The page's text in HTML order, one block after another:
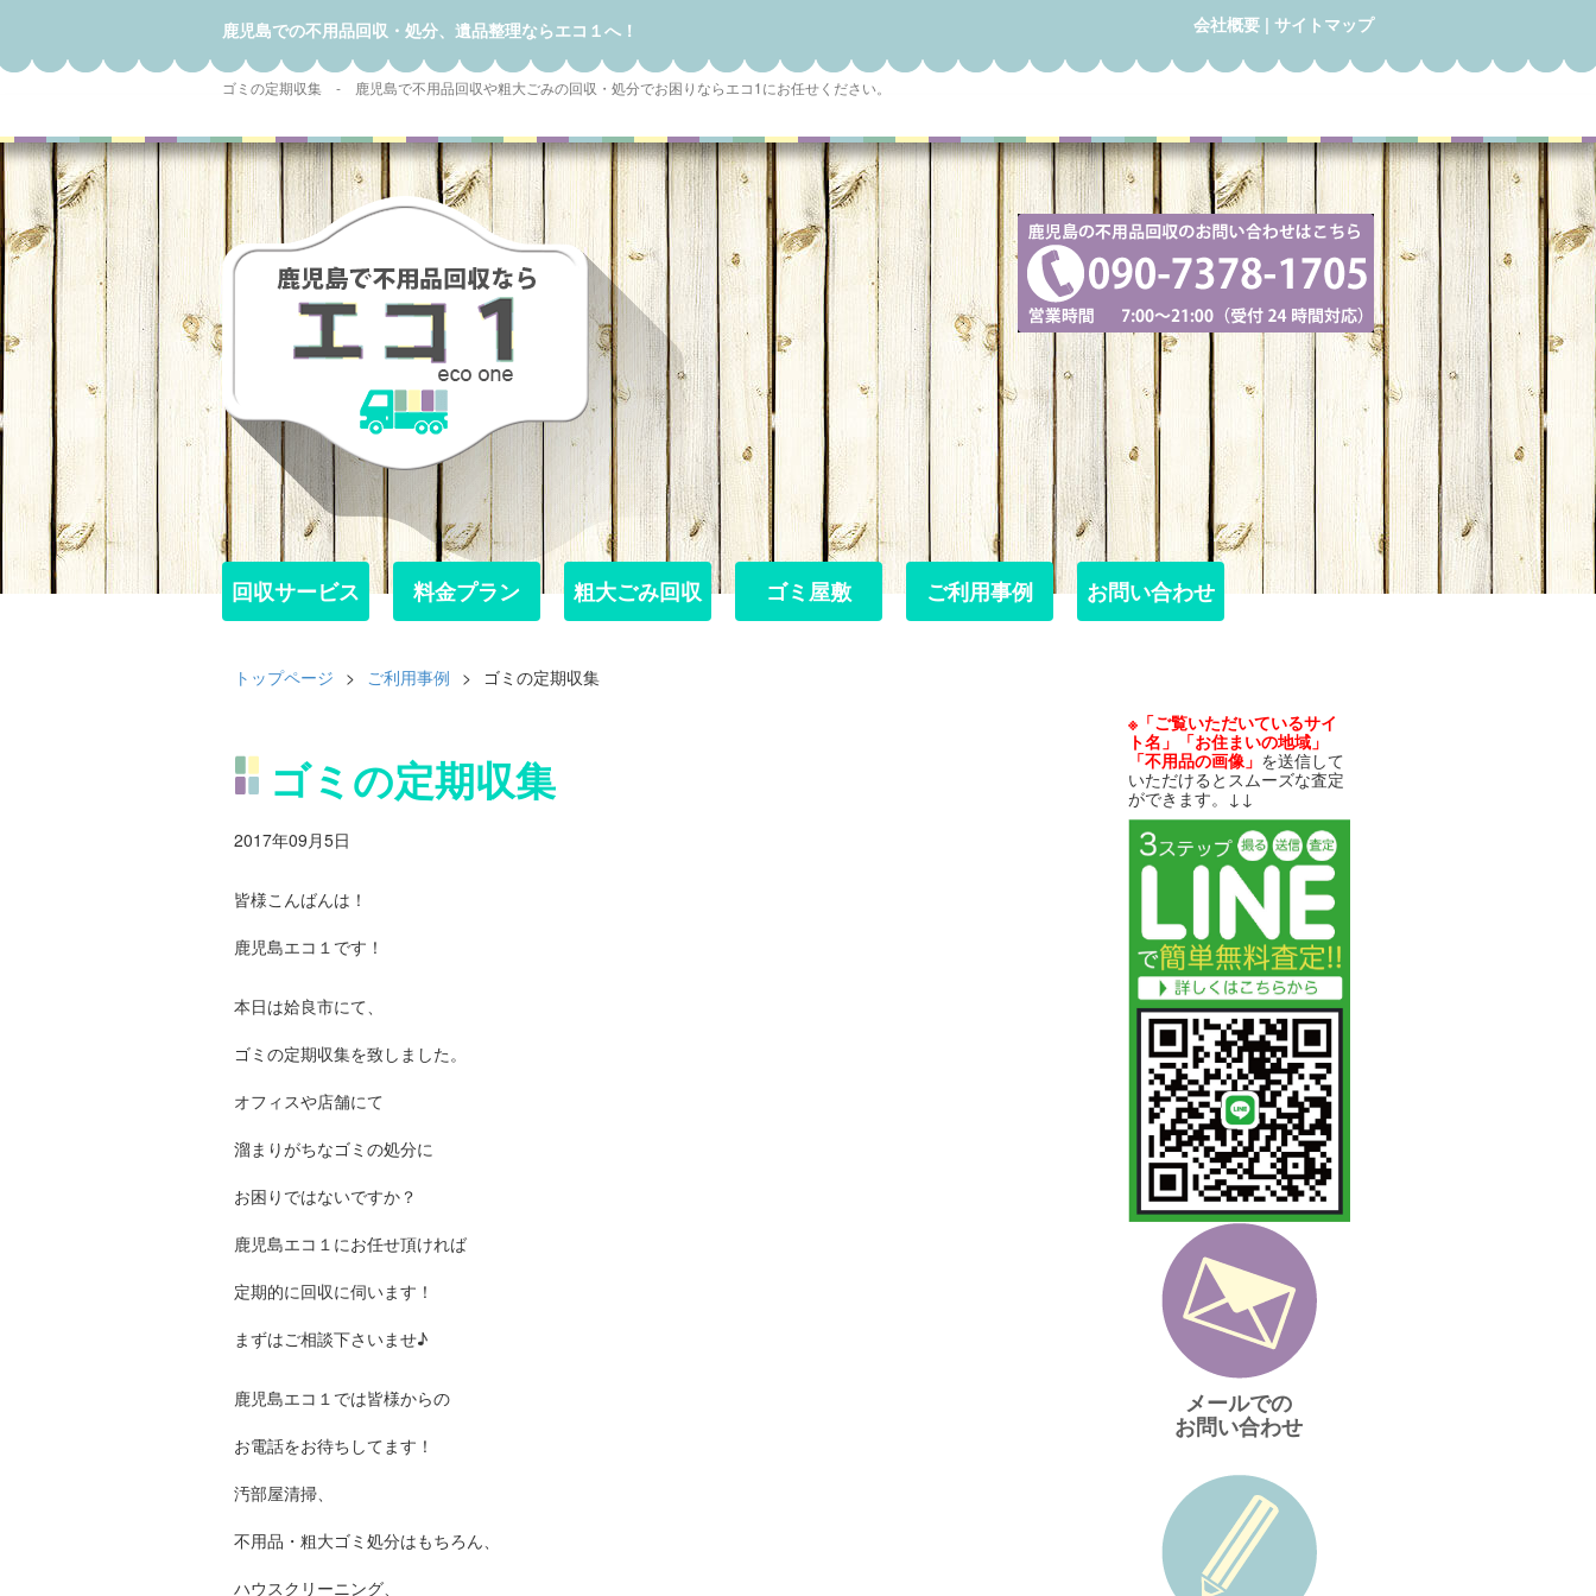
鹿児島での不用品回収・処分、遺品整理ならエコ１へ！ 会社概要 | サイトマップ
ゴミの定期収集 - 鹿児島で不用品回収や粗大ごみの回収・処分でお困りならエコ1にお任せください。
回収サービス
回収サービス 料金プラン
料金プラン 粗大ごみ回収
粗大ごみ回収 ゴミ屋敷
ゴミ屋敷 ご利用事例
ご利用事例 お問い合わせ
お問い合わせ
トップページ > ご利用事例 > ゴミの定期収集
ゴミの定期収集
2017年09月5日
皆様こんばんは！
鹿児島エコ１です！
本日は姶良市にて、
ゴミの定期収集を致しました。
オフィスや店舗にて
溜まりがちなゴミの処分に
お困りではないですか？
鹿児島エコ１にお任せ頂ければ
定期的に回収に伺います！
まずはご相談下さいませ♪
鹿児島エコ１では皆様からの
お電話をお待ちしてます！
汚部屋清掃、
不用品・粗大ゴミ処分はもちろん、
ハウスクリーニング、
※「ご覧いただいているサイ
ト名」「お住まいの地域」
「不用品の画像」 を送信して
いただけるとスムーズな査定
ができます。↓↓
メールでの
お問い合わせ